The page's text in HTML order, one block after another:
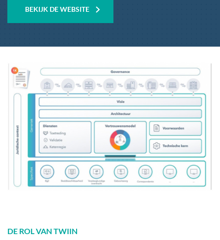
BEKIJK DEWEBSITE
DE ROL VAN TWIIN